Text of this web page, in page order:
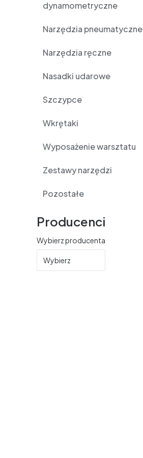
dynamometryczne
Narzędzia pneumatyczne
Narzędzia ręczne
Nasadki udarowe
Szczypce
Wkrętaki
Wyposażenie warsztatu
Zestawy narzędzi
Pozostałe
Producenci
Wybierz producenta
Wybierz